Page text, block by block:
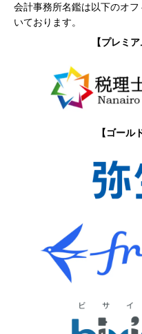
会計事務所名鑑は以下のオ
いております。
【プレミ
【ゴール